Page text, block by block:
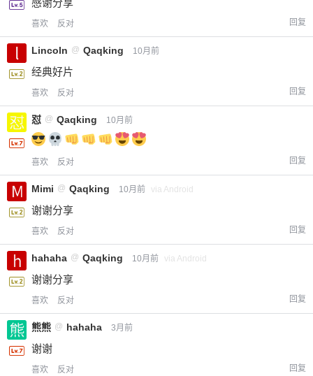
20 元 50 元
喜欢 反对 回复
Lincoln @ Qaqking 10月前
经典好片
喜欢 反对 回复
怼 @ Qaqking 10月前
喜欢 反对 回复
Mimi @ Qaqking 10月前 via Android
谢谢分享
喜欢 反对 回复
hahaha @ Qaqking 10月前 via Android
谢谢分享
喜欢 反对 回复
熊熊 @ hahaha 3月前
谢谢
喜欢 反对 回复
您没有权限发布内容，请购买会员或者提升权
限。
忘记密码？